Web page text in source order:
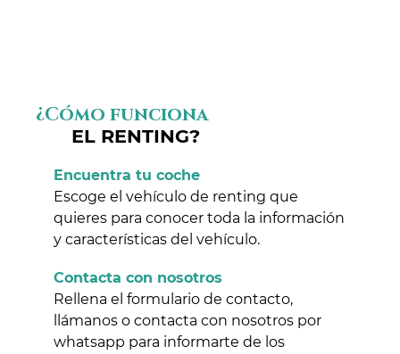
¿Cómo funciona
EL RENTING?
Encuentra tu coche
Escoge el vehículo de renting que
quieres para conocer toda la información
y características del vehículo.
Contacta con nosotros
Rellena el formulario de contacto,
llámanos o contacta con nosotros por
whatsapp para informarte de los